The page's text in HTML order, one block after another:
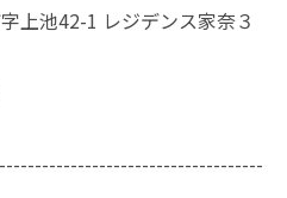
上池42-1 レジデンス家奈３